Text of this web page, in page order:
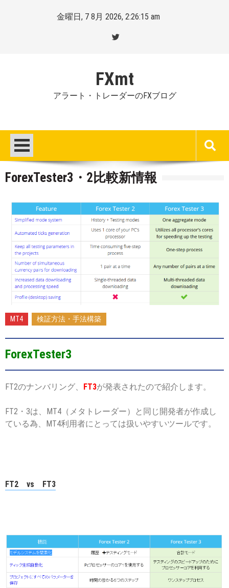
金曜日, 7 8月 2026, 2:26:16 am
FXmt
アラート・トレーダーのFXブログ
ForexTester3・2比較新情報
Posted
on
2016-
09-
By
Mt.
more
MT4 検証方法・手法構築
ForexTester3
FT2のナンバリング、 FT3が発表されたので紹介します。
FT2・3は、MT4（メタトレーダー）と同じ開発者が作成し
ている為、MT4利用者にとっては扱いやすいツールです。
FT2 vs FT3